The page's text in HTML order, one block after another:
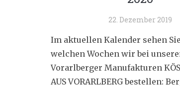
22. Dezember 2019
Im aktuellen Kalender sehen
welchen Wochen wir bei
Vorarlberger Manufakturen
AUS VORARLBERG bestellen: